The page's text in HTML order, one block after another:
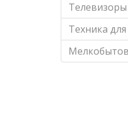
Телевизоры
Техника